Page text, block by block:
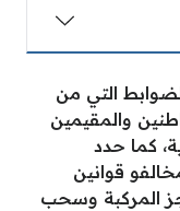
التي من
والمقيمين
كما حدد
قوانين
المركبة وسحب